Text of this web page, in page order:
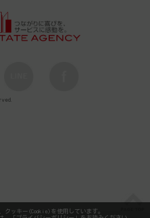
クッキー(Cookie)を使用しています。